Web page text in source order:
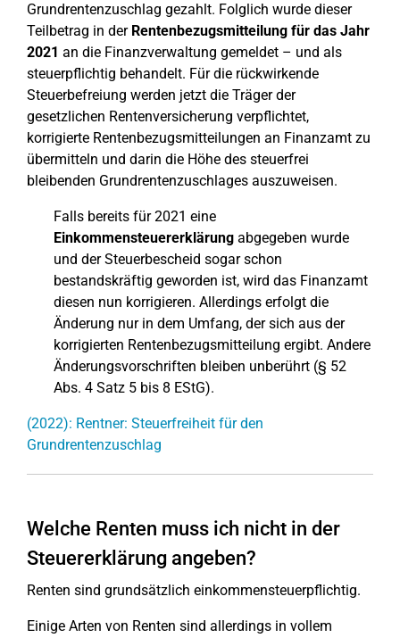
Grundrentenzuschlag gezahlt. Folglich wurde dieser
Teilbetrag in der Rentenbezugsmitteilung für das Jahr
2021 an die Finanzverwaltung gemeldet – und als
steuerpflichtig behandelt. Für die rückwirkende
Steuerbefreiung werden jetzt die Träger der
gesetzlichen Rentenversicherung verpflichtet,
korrigierte Rentenbezugsmitteilungen an Finanzamt zu
übermitteln und darin die Höhe des steuerfrei
bleibenden Grundrentenzuschlages auszuweisen.
Falls bereits für 2021 eine
Einkommensteuererklärung abgegeben wurde
und der Steuerbescheid sogar schon
bestandskräftig geworden ist, wird das Finanzamt
diesen nun korrigieren. Allerdings erfolgt die
Änderung nur in dem Umfang, der sich aus der
korrigierten Rentenbezugsmitteilung ergibt. Andere
Änderungsvorschriften bleiben unberührt (§ 52
Abs. 4 Satz 5 bis 8 EStG).
(2022): Rentner: Steuerfreiheit für den
Grundrentenzuschlag
Welche Renten muss ich nicht in der
Steuererklärung angeben?
Renten sind grundsätzlich einkommensteuerpflichtig.
Einige Arten von Renten sind allerdings in vollem